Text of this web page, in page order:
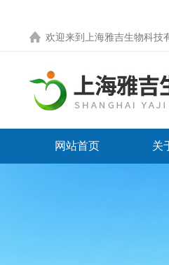
欢迎来到 上海雅吉生物科技
网站首页 关